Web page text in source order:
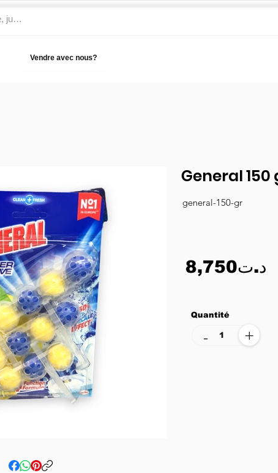
Vendre avec nous?
General 150
general-150-gr
8,750د.ت
Quantité
+
-